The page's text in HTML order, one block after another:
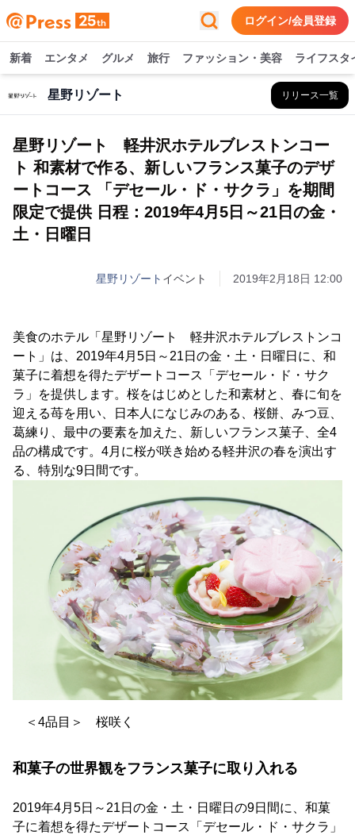
ログイン/会員登録
新着 エンタメ グルメ 旅行 ファッション・美容 ライフスタ
星野リゾート リリース一覧
星野リゾート 軽井沢ホテルブレストンコー
ト 和素材で作る、新しいフランス菓子のデザ
ートコース 「デセール・ド・サクラ」を期間
限定で提供 日程：2019年4月5日～21日の金・
土・日曜日
星野リゾート イベント 2019年2月18日 12:00
美食のホテル「星野リゾート 軽井沢ホテルブレストンコ
ート」は、2019年4月5日～21日の金・土・日曜日に、和
菓子に着想を得たデザートコース「デセール・ド・サク
ラ」を提供します。桜をはじめとした和素材と、春に旬を
迎える苺を用い、日本人になじみのある、桜餅、みつ豆、
葛練り、最中の要素を加えた、新しいフランス菓子、全4
品の構成です。4月に桜が咲き始める軽井沢の春を演出す
る、特別な9日間です。
＜4品目＞ 桜咲く
和菓子の世界観をフランス菓子に取り入れる
2019年4月5日～21日の金・土・日曜日の9日間に、和菓
子に着想を得たデザートコース「デセール・ド・サクラ」